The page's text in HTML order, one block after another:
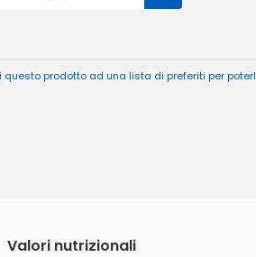
questo prodotto ad una lista di preferiti per
Valori nutrizionali